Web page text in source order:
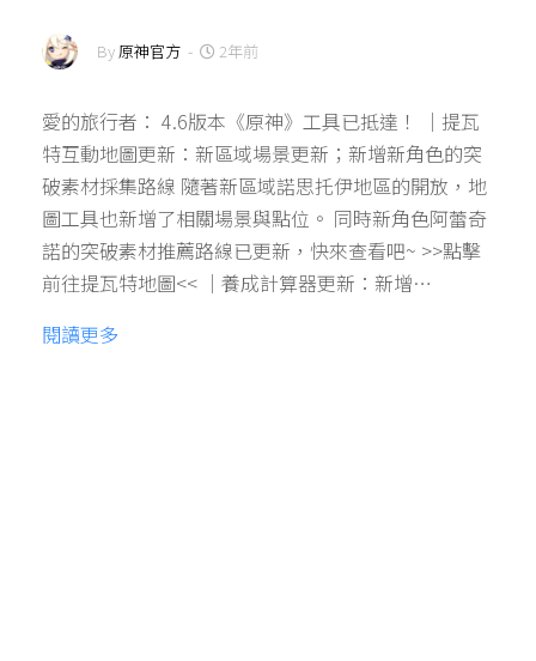
By原神官方 - 2年前
愛的旅行者： 4.6版本《原神》工具已抵達！ ｜提瓦
特互動地圖更新：新區域場景更新；新增新角色的突
破素材採集路線 隨著新區域諾思托伊地區的開放，地
圖工具也新增了相關場景與點位。 同時新角色阿蕾奇
諾的突破素材推薦路線已更新，快來查看吧~ >>點擊
前往提瓦特地圖<< ｜養成計算器更新：新增…
閱讀更多